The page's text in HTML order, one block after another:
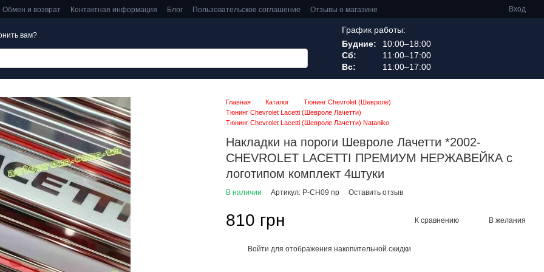
Обмен и возврат Контактная информация Блог Пользовательское соглашение Отзывы о магазине Вход
вам?
График работы:
Будние:
10:00–18:00
Сб:
11:00–17:00
Вс:
11:00–17:00
Главная Каталог
Тюнинг Chevrolet (Шевроле)
Тюнинг Chevrolet Lacetti (Шевроле Лачетти)
Тюнинг Chevrolet Lacetti (Шевроле Лачетти) Nataniko
Накладки на пороги Шевроле Лачетти *2002-
CHEVROLET LACETTI ПРЕМИУМ НЕРЖАВЕЙКА с
логотипом комплект 4штуки
В наличии Артикул: P-CH09 np Оставить отзыв
810 грн К сравнению В желания
Войти для отображения накопительной скидки